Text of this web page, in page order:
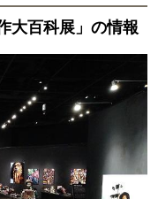
大百科展」の情報